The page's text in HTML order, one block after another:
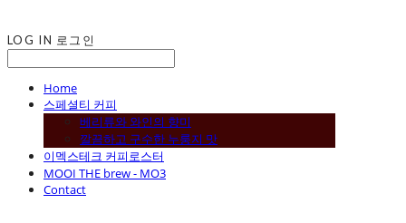
LOG IN 로그인
Home
스페셜티 커피
베리류와 와인의 향미
깔끔하고 구수한 누룽지 맛
이멕스테크 커피로스터
MOOI THE brew - MO3
Contact